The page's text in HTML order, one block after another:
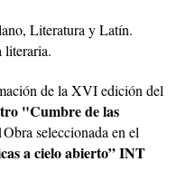
Literatura y Latín.
literaria.
de la XVI edición del
"Cumbre de las
seleccionada en el
a cielo abierto” INT